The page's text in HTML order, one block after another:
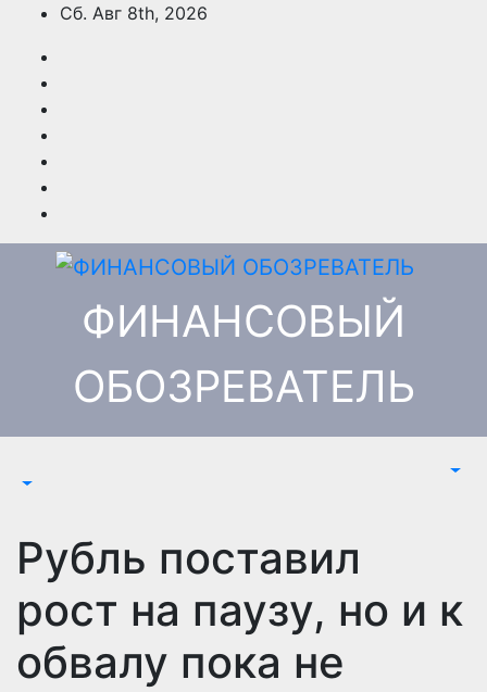
Перейти
содержимому
Сб. Авг 8th, 2026
ФИНАНСОВЫЙ
ОБОЗРЕВАТЕЛЬ
Рубль поставил
рост на паузу, но и к
обвалу пока не